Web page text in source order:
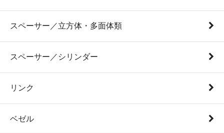
スペーサー／立方体・多面体類
スペーサー／シリンダー
リンク
ベゼル